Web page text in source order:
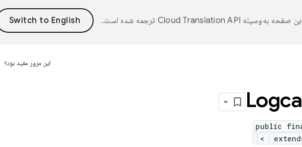
این صفحه به‌وسیله ترجمه شده است.
این مرور مفید بود؟
public
>